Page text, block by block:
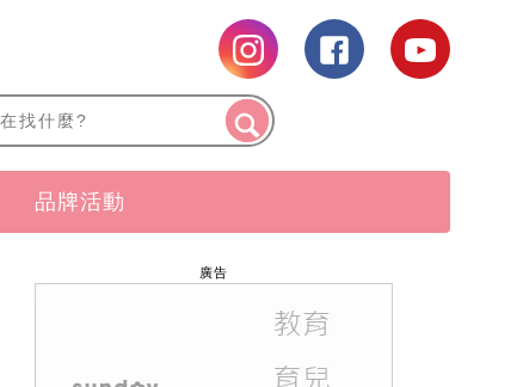
品牌活動
廣告